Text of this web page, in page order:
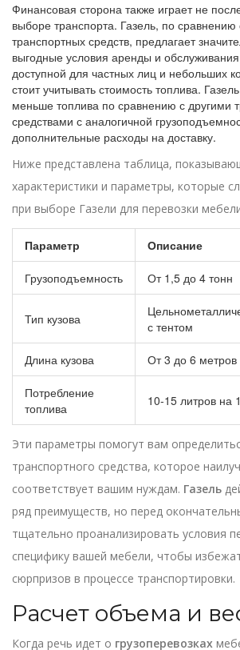
Финансовая сторона также играет не
выборе транспорта. Газель, по
транспортных средств, предлагает
выгодные условия аренды и
доступной для частных лиц и небольших
стоит учитывать стоимость топлива.
меньше топлива по сравнению с другими
средствами с аналогичной
дополнительные расходы на доставку.
Ниже представлена таблица,
характеристики и параметры, которые
при выборе Газели для перевозки
Параметр Описание
Грузоподъемность От 1,5 до 4 тонн
Тип кузова
с тентом
Длина кузова От 3 до 6 метров
Потребление
топлива
10-15 литров на
Эти параметры помогут вам
транспортного средства, которое
соответствует вашим нуждам. Газель
ряд преимуществ, но перед
тщательно проанализировать условия
специфику вашей мебели, чтобы
сюрпризов в процессе транспортировки.
Расчет объема и
Когда речь идет о грузоперевозках